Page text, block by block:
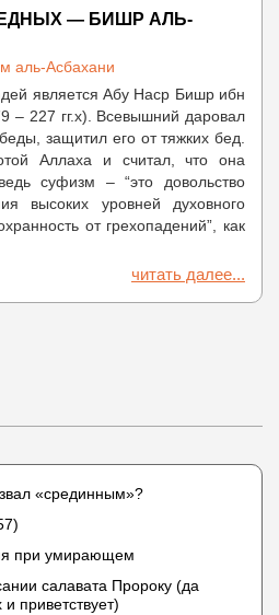
— БИШР АЛЬ-
аль-Асбахани
является Абу Наср Бишр ибн
– 227 гг.х). Всевышний даровал
защитил его от тяжких бед.
Аллаха и считал, что она
суфизм – “это довольство
высоких уровней духовного
от грехопадений”, как
читать далее...
«срединным»?
при умирающем
салавата Пророку (да
приветствует)